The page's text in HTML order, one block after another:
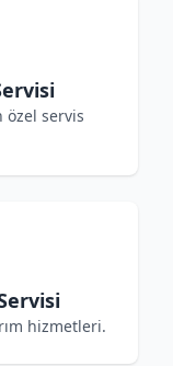
özel servis
hizmetleri.